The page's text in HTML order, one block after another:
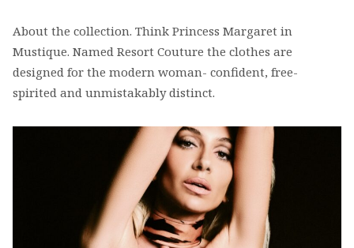
About the collection. Think Princess Margaret in
Mustique. Named Resort Couture the clothes are
designed for the modern woman- confident, free-
spirited and unmistakably distinct.